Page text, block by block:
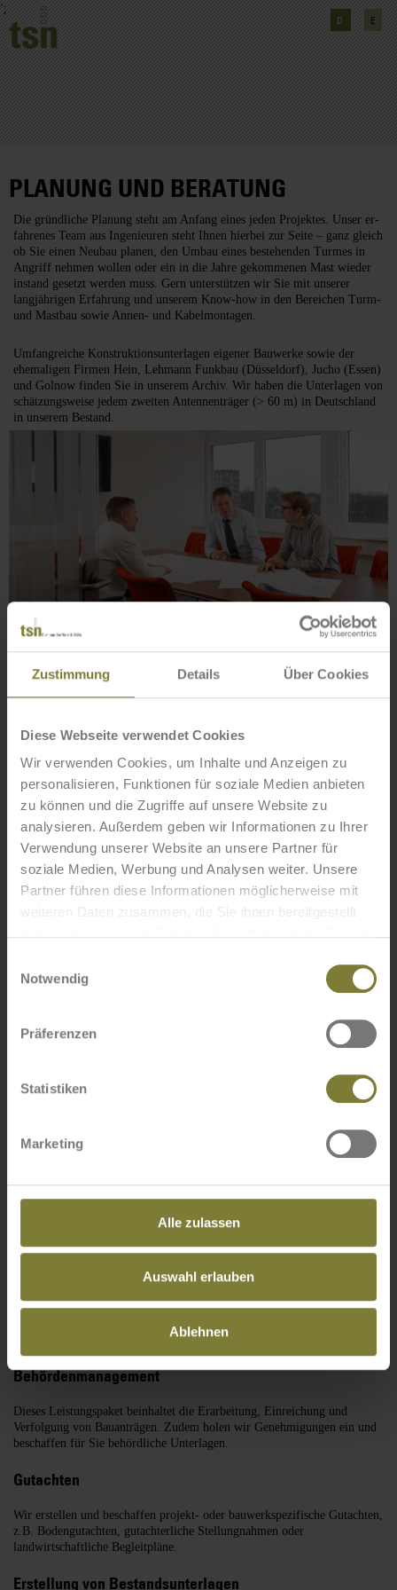
Zustimmung Details Über Cookies
Diese Webseite verwendet Cookies
Wir verwenden Cookies, um Inhalte und Anzeigen zu
personalisieren, Funktionen für soziale Medien anbieten
zu können und die Zugriffe auf unsere Website zu
analysieren. Außerdem geben wir Informationen zu Ihrer
Verwendung unserer Website an unsere Partner für
soziale Medien, Werbung und Analysen weiter. Unsere
Partner führen diese Informationen möglicherweise mit
weiteren Daten zusammen, die Sie ihnen bereitgestellt
Notwendig
Präferenzen
Statistiken
Marketing
Alle zulassen
Auswahl erlauben
Ablehnen
';
D E
PLANUNG UND BERATUNG
Die gründliche Planung steht am Anfang eines jeden Projektes. Unser er­
fah­renes Team aus Ingenieuren steht Ihnen hierbei zur Seite – ganz gleich
ob Sie einen Neubau planen, den Umbau eines bestehenden Turmes in
Angriff neh­men wollen oder ein in die Jahre gekommenen Mast wieder
instand gesetzt werden muss. Gern unterstützen wir Sie mit unserer
langjährigen Erfahrung und unserem Know-how in den Bereichen Turm-
und Mastbau sowie An­nen- und Ka­bel­mon­tagen.
Umfangreiche Konstruktionsunterlagen eigener Bauwerke sowie der
ehemali­gen Firmen Hein, Lehmann Funkbau (Düsseldorf), Jucho (Essen)
und Golnow finden Sie in unserem Archiv. Wir haben die Unterlagen von
schätzungsweise jedem zweiten Antennenträger (> 60 m) in Deutschland
in unserem Bestand.
Wir beraten Sie individuell und umfassend zu allen Themen rund um den
Neu­bau, den Umbau, die Instandsetzung oder den Rückbau von Türmen,
Statische Berechnungen
Wir erstellen statische Berechnungen von neuen Turm- und
Mastbauwerken sowie statische Überprüfungen von bestehenden
Bauwerken als Lastvergleich. Darüber hinaus führen wir statische
Planung und Konstruktion
Hierzu gehören Genehmigungs-, Entwurfs- und Ausführungsplanungen
sowie die Erstellung von Werkstattzeichnungen und Schal- und
Behördenmanagement
Dieses Leistungspaket beinhaltet die Erarbeitung, Einreichung und
Verfolgung von Bauanträgen. Zudem holen wir Genehmigungen ein und
beschaffen für Sie behördliche Unterlagen.
Gutachten
Wir erstellen und beschaffen projekt- oder bauwerkspezifische Gutachten,
z.B. Bodengutachten, gutachterliche Stellungnahmen oder
landwirtschaftliche Be­gleitpläne.
Erstellung von Bestandsunterlagen